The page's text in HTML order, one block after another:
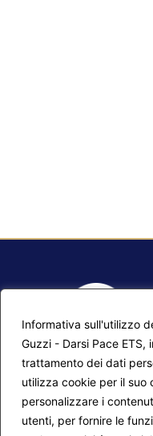
Informativa sull'utilizzo
Guzzi - Darsi Pace ETS,
trattamento dei dati
utilizza cookie per il suo
personalizzare i
utenti, per fornire le
Mappa del sito